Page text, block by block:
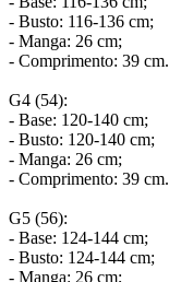
- Busto: 116-136 cm;
- Manga: 26 cm;
- Comprimento: 39 cm.
G4 (54):
- Base: 120-140 cm;
- Busto: 120-140 cm;
- Manga: 26 cm;
- Comprimento: 39 cm.
G5 (56):
- Base: 124-144 cm;
- Busto: 124-144 cm;
- Manga: 26 cm;